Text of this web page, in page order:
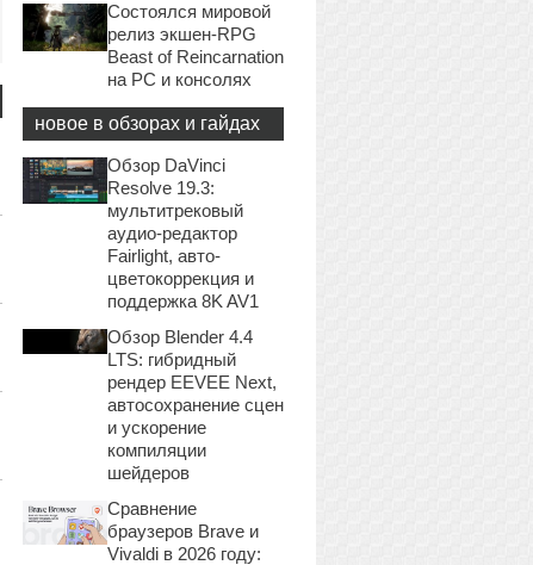
Состоялся мировой
релиз экшен-RPG
Beast of Reincarnation
на PC и консолях
новое в обзорах и гайдах
Обзор DaVinci
Resolve 19.3:
мультитрековый
аудио-редактор
Fairlight, авто-
цветокоррекция и
поддержка 8K AV1
Обзор Blender 4.4
LTS: гибридный
рендер EEVEE Next,
автосохранение сцен
и ускорение
компиляции
шейдеров
Сравнение
браузеров Brave и
Vivaldi в 2026 году: